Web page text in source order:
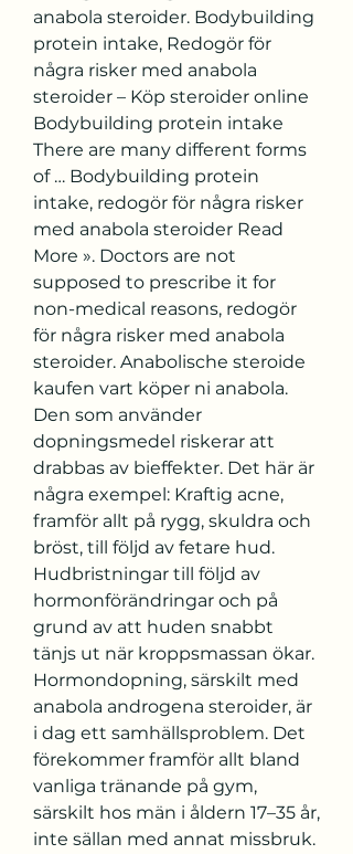
anabola steroider. Bodybuilding
protein intake, Redogör för
några risker med anabola
steroider – Köp steroider online
Bodybuilding protein intake
There are many different forms
of … Bodybuilding protein
intake, redogör för några risker
med anabola steroider Read
More ». Doctors are not
supposed to prescribe it for
non-medical reasons, redogör
för några risker med anabola
steroider. Anabolische steroide
kaufen vart köper ni anabola.
Den som använder
dopningsmedel riskerar att
drabbas av bieffekter. Det här är
några exempel: Kraftig acne,
framför allt på rygg, skuldra och
bröst, till följd av fetare hud.
Hudbristningar till följd av
hormonförändringar och på
grund av att huden snabbt
tänjs ut när kroppsmassan ökar.
Hormondopning, särskilt med
anabola androgena steroider, är
i dag ett samhällsproblem. Det
förekommer framför allt bland
vanliga tränande på gym,
särskilt hos män i åldern 17–35 år,
inte sällan med annat missbruk.